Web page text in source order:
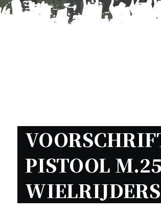
PISTOOL
WIELRIJDERS